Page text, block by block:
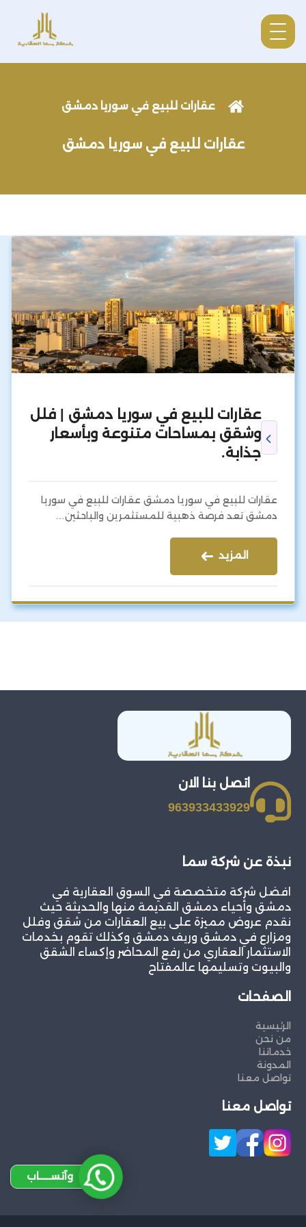
عقارات للبيع في سوريا دمشق
عقارات للبيع في سوريا دمشق
عقارات للبيع في سوريا دمشق | فلل
وشقق بمساحات متنوعة وبأسعار
جذابة.
عقارات للبيع في سوريا دمشق عقارات للبيع في سوريا
دمشق تعد فرصة ذهبية للمستثمرين والباحثين…
المزيد
اتصل بنا الان
963933433929
نبذة عن شركة سما
افضل شركة متخصصة في السوق العقارية في
دمشق وأحياء دمشق القديمة منها والحديثة حيث
نقدم عروض مميزة على بيع العقارات من شقق وفلل
ومزارع في دمشق وريف دمشق وكذلك تقوم بخدمات
الاستثمار العقاري من رفع المحاضر وإكساء الشقق
والبيوت وتسليمها عالمفتاح
الصفحات
الرئيسية
من نحن
خدماتنا
المدونة
تواصل معنا
تواصل معنا
وآتســــاب